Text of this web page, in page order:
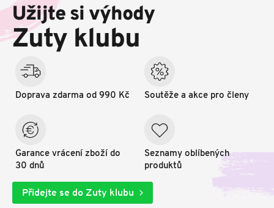
a
í
Užijte si výhody
Zuty klubu
Doprava zdarma od 990 Kč
Garance vrácení zboží do
30 dnů
Soutěže a akce pro členy
Seznamy oblíbených
produktů
Přidejte se do Zuty klubu